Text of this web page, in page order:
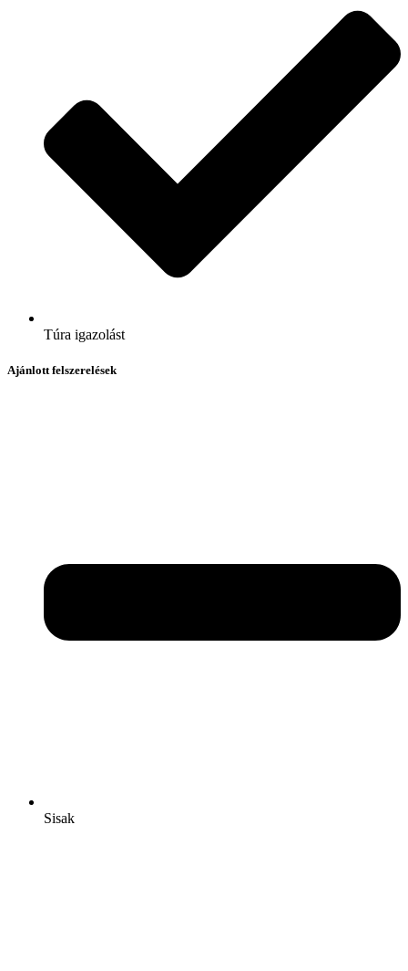
Túra igazolást
Ajánlott felszerelések
Sisak